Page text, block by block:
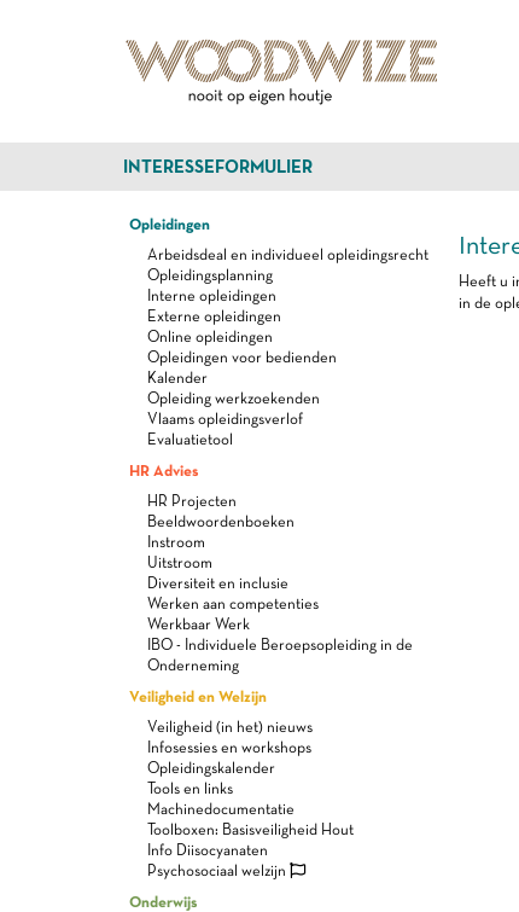
INTERESSEFORMULIER
Opleidingen
Arbeidsdeal en individueel opleidingsrecht
Opleidingsplanning
Interne opleidingen
Externe opleidingen
Online opleidingen
Opleidingen voor bedienden
Kalender
Opleiding werkzoekenden
Vlaams opleidingsverlof
Evaluatietool
HR Advies
HR Projecten
Beeldwoordenboeken
Instroom
Uitstroom
Diversiteit en inclusie
Werken aan competenties
Werkbaar Werk
IBO - Individuele Beroepsopleiding in de
Onderneming
Veiligheid en Welzijn
Veiligheid (in het) nieuws
Infosessies en workshops
Opleidingskalender
Tools en links
Machinedocumentatie
Toolboxen: Basisveiligheid Hout
Info Diisocyanaten
Psychosociaal welzijn
Onderwijs
Heeft u
in de